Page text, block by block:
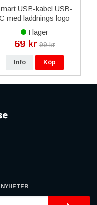
USB-kabel USB-
C med laddnings logo
ljus - Vit/silver färg
I lager
69 kr 99 kr
Info Köp